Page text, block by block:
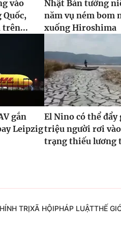
vào
trên...
Nhật Bản tưởng
năm vụ ném bom
xuống Hiroshima
gắn
Leipzig
El Nino có thể đẩy
triệu người rơi
trạng thiếu lương
TRỊXÃ HỘIPHÁP LUẬTTHẾ